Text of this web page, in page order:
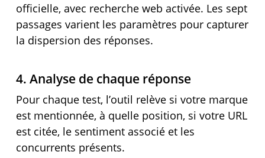
officielle, avec recherche web activée. Les sept
passages varient les paramètres pour capturer
la dispersion des réponses.
4. Analyse de chaque réponse
Pour chaque test, l’outil relève si votre marque
est mentionnée, à quelle position, si votre URL
est citée, le sentiment associé et les
concurrents présents.